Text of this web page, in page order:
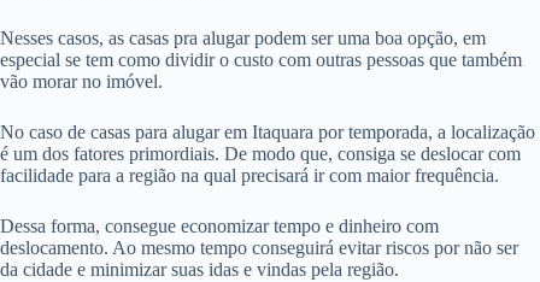
Nesses casos, as casas pra alugar podem ser uma boa opção, em
especial se tem como dividir o custo com outras pessoas que também
vão morar no imóvel.
No caso de casas para alugar em Itaquara por temporada, a localização
é um dos fatores primordiais. De modo que, consiga se deslocar com
facilidade para a região na qual precisará ir com maior frequência.
Dessa forma, consegue economizar tempo e dinheiro com
deslocamento. Ao mesmo tempo conseguirá evitar riscos por não ser
da cidade e minimizar suas idas e vindas pela região.